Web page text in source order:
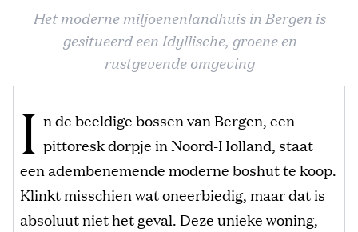
Het moderne miljoenenlandhuis in Bergen is
gesitueerd een Idyllische, groene en
rustgevende omgeving
I n de beeldige bossen van Bergen, een
pittoresk dorpje in Noord-Holland, staat
een adembenemende moderne boshut te koop.
Klinkt misschien wat oneerbiedig, maar dat is
absoluut niet het geval. Deze unieke woning,